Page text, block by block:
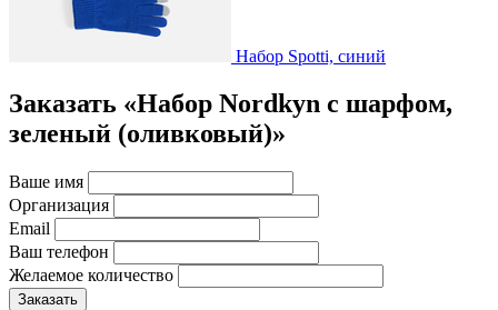
Набор Spotti, синий
Заказать «Набор Nordkyn с шарфом,
зеленый (оливковый)»
Ваше имя
Организация
Email
Ваш телефон
Желаемое количество
Заказать